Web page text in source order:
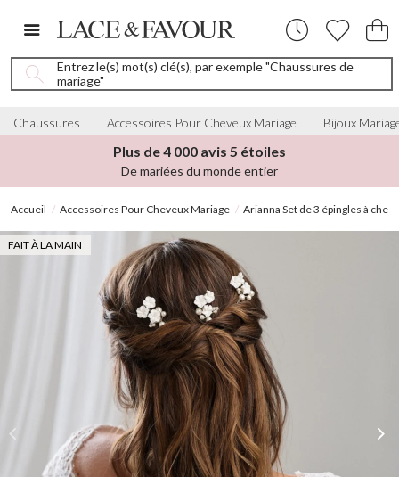
Entrez le(s) mot(s) clé(s), par exemple "Chaussures de
mariage"
Chaussures Accessoires Pour Cheveux Mariage Bijoux
Plus de 4 000 avis 5 étoiles
De mariées du monde entier
Accueil Accessoires Pour Cheveux Mariage Arianna Set de 3 épingles à
FAIT À LA MAIN